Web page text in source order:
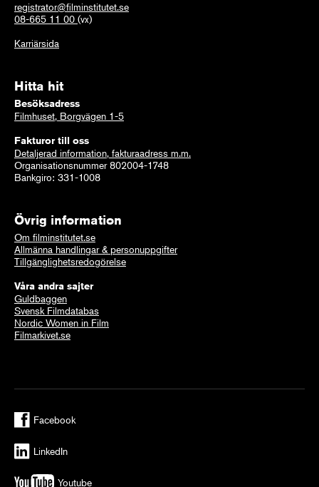
registrator@filminstitutet.se
08-665 11 00 (vx)
Karriärsida
Hitta hit
Besöksadress
Filmhuset, Borgvägen 1-5
Fakturor till oss
Detaljerad information, fakturaadress m.m.
Organisationsnummer 802004-1748
Bankgiro: 331-1008
Övrig information
Om filminstitutet.se
Allmänna handlingar & personuppgifter
Tillgänglighetsredogörelse
Våra andra sajter
Guldbaggen
Svensk Filmdatabas
Nordic Women in Film
Filmarkivet.se
Facebook
LinkedIn
Youtube